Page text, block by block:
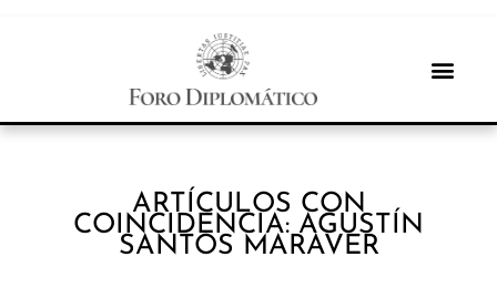
ARTÍCULOS CON
COINCIDENCIA: AGUSTÍN
SANTOS MARAVER